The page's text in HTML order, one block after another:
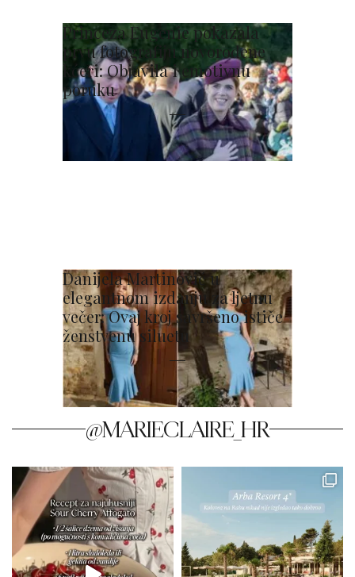
Princeza Eugenie pokazala
prvu fotografiju novorođene
kćeri: Objavila i emotivnu
poruku
Danijela Martinović u
elegantnom izdanju za ljetnu
večer: Ovaj kroj savršeno ističe
ženstvenu siluetu
@MARIECLAIRE_HR